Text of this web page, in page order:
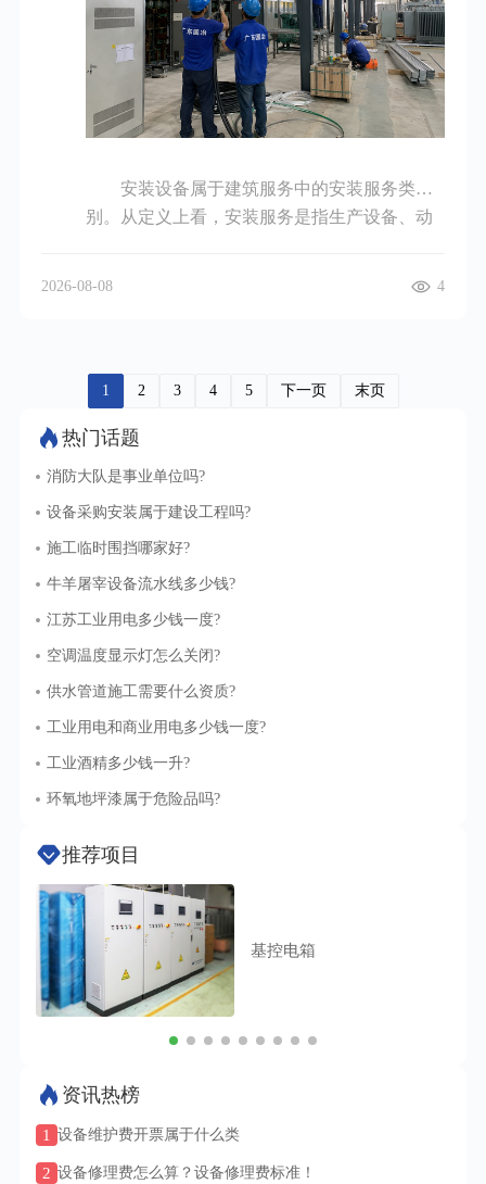
挡质量要求较高的场所。围挡的规格尺寸也会
影响价格。高度越高、厚度越大，所需材料更
多，成本也就相应增加。一般来说，高度在1.8
- 2米的围挡较为常见，如果高度增加到2.5米甚
至更高，每米价格可能会提高10 - 30元。此
挡价格产生影响。在施工旺季，需求大增，价
格可能会有所上浮；不同地区由于原材料成
择施工围挡时，需综合考虑工程需求、预算等
安装设备属于建筑服务中的安装服务类
别。从定义上看，安装服务是指生产设备、动
对于工程师和工厂采购负责人而言，了解设备
安装属于安装服务这一属性十分重要。在税务
方面，按照相关规定，一般纳税人提供安装服
务适用的增值税税率通常为 9%，小规模纳税人
因素。从业务流程角度，设备安装服务包含多
个环节，工程师要制定详细的安装方案，采购
负责人需确保设备按时到货并与安装团队做好
量，保证设备按照设计要求和行业标准进行安
装调试，以确保设备后续能正常运行。同时，
安装服务还涉及安全管理，安装团队需要遵守
相关的安全规范，采取必要的安全措施，防止
务流程，还是安全管理等方面来看，明确设备
更好地开展工作，保障项目顺利推进。
2026-08-08 4
1 2 3 4 5 下一页 末页
热门话题
消防大队是事业单位吗?
设备采购安装属于建设工程吗?
施工临时围挡哪家好?
牛羊屠宰设备流水线多少钱?
江苏工业用电多少钱一度?
空调温度显示灯怎么关闭?
供水管道施工需要什么资质?
工业用电和商业用电多少钱一度?
工业酒精多少钱一升?
环氧地坪漆属于危险品吗?
推荐项目
基控电箱
资讯热榜
1 设备维护费开票属于什么类
2 设备修理费怎么算？设备修理费标准！